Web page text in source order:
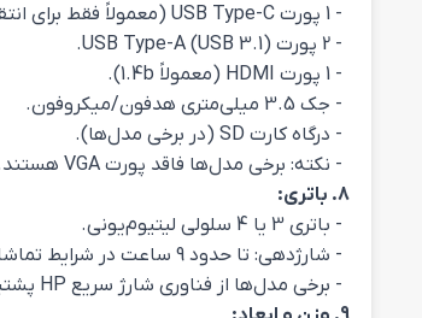
- 1 پورت USB Type-C (معمولاً فقط برای انتقال داده).
- 2 پورت USB Type-A (USB 3.1).
- 1 پورت HDMI (معمولاً 1.4b).
- جک 3.5 میلی‌متری هدفون/میکروفون.
- درگاه کارت SD (در برخی مدل‌ها).
- نکته: برخی مدل‌ها فاقد پورت VGA هستند.
8. باتری:
- باتری 3 یا 4 سلولی لیتیوم‌یونی.
- شارژدهی: تا حدود 9 ساعت در شرایط تماشای ویدیو (بسته به استفاده).
- برخی مدل‌ها از فناوری شارژ سریع HP پشتیبانی می‌کنند.